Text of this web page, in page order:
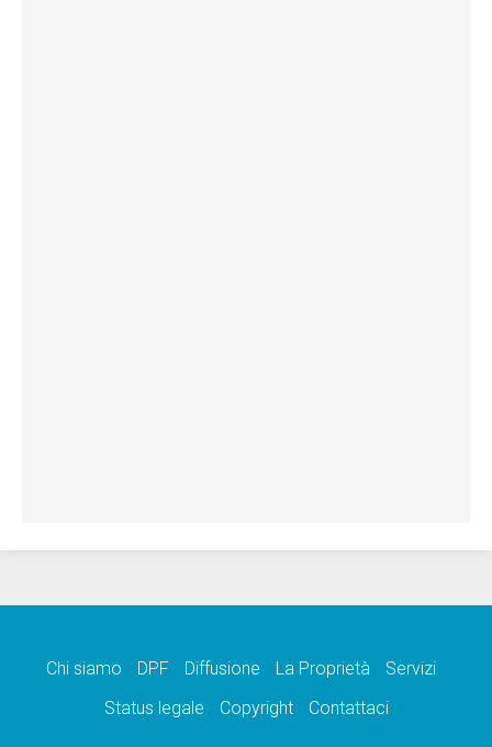
Chi siamo DPF Diffusione La Proprietà
Servizi
Status legale
Copyright Contattaci